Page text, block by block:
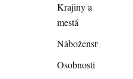
Krajiny a
mestá
Náboženstvo
Osobnosti